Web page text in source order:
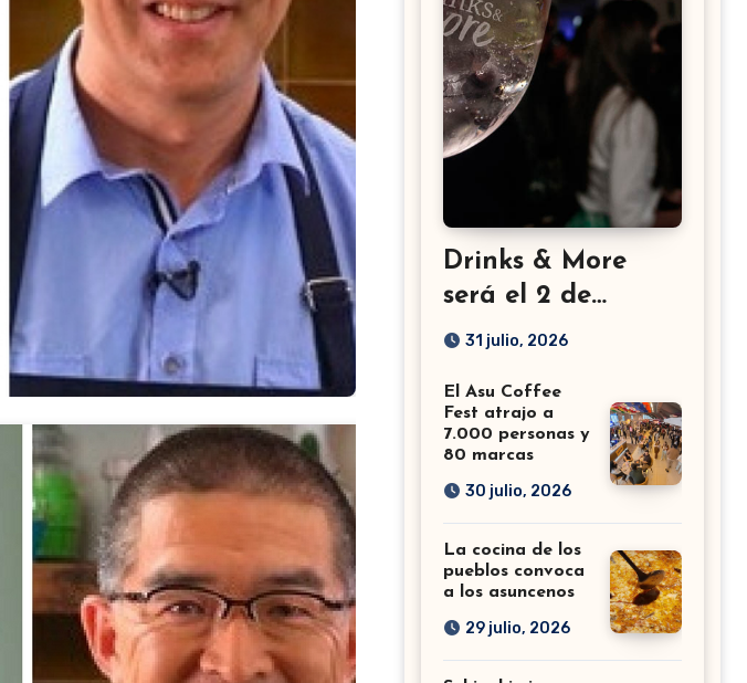
Drinks & More
será el 2 de
setiembre en el
31 julio, 2026
El Asu Coffee
Fest atrajo a
7.000 personas y
80 marcas
30 julio, 2026
La cocina de los
pueblos convoca
a los asuncenos
29 julio, 2026